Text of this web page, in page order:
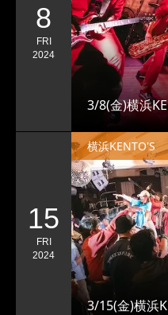
8
FRI
2024
3/8(金)横浜
15
FRI
2024
3/15(金)横浜
横浜KENTO'S